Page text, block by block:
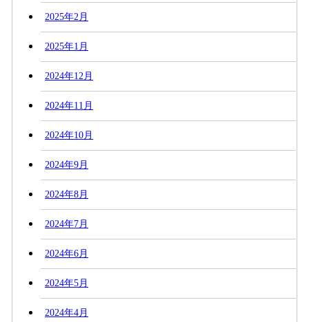
2025年2月
2025年1月
2024年12月
2024年11月
2024年10月
2024年9月
2024年8月
2024年7月
2024年6月
2024年5月
2024年4月